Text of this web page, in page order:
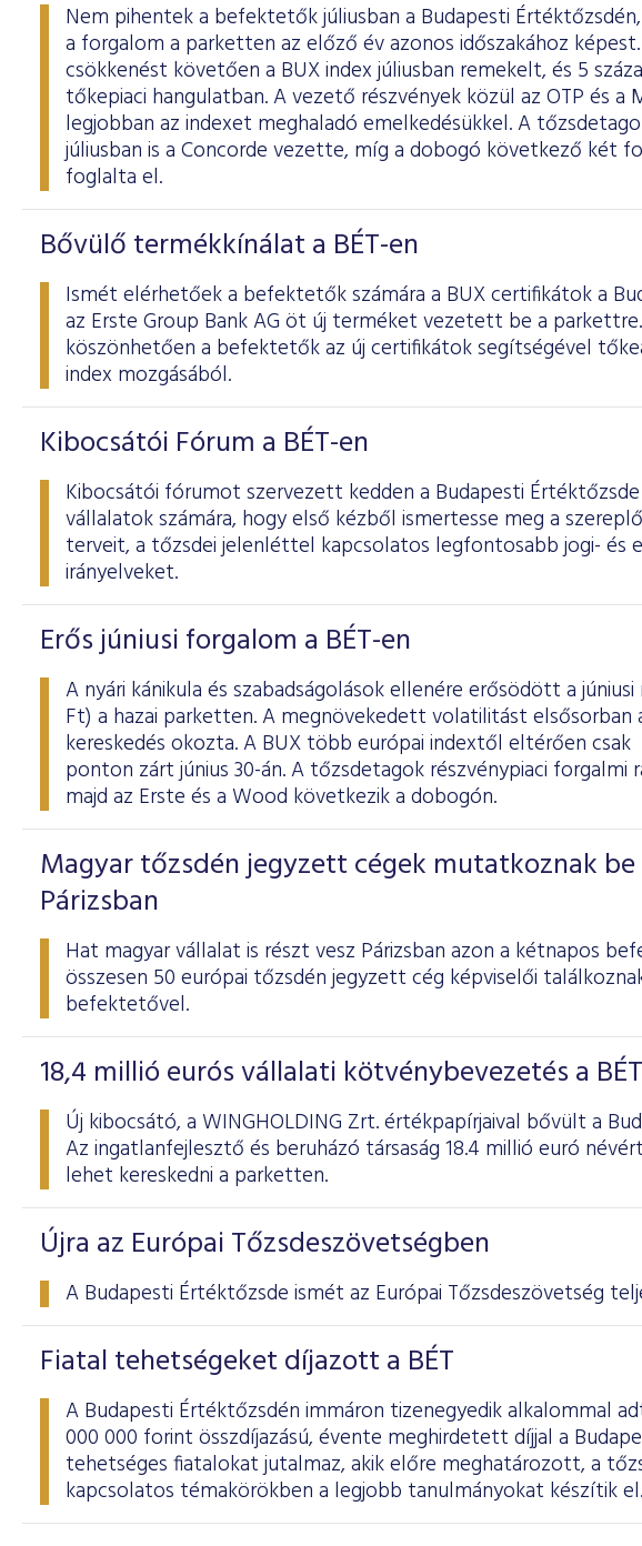
Nem pihentek a befektetők júliusban a Budapesti
a forgalom a parketten az előző év azonos időszakához
csökkenést követően a BUX index júliusban remekelt, és 5
tőkepiaci hangulatban. A vezető részvények közül az OTP és
legjobban az indexet meghaladó emelkedésükkel. A
júliusban is a Concorde vezette, míg a dobogó következő két
foglalta el.
Bővülő termékkínálat a BÉT-en
Ismét elérhetőek a befektetők számára a BUX certifikátok a
az Erste Group Bank AG öt új terméket vezetett be a
köszönhetően a befektetők az új certifikátok segítségével
index mozgásából.
Kibocsátói Fórum a BÉT-en
Kibocsátói fórumot szervezett kedden a Budapesti
vállalatok számára, hogy első kézből ismertesse meg a
terveit, a tőzsdei jelenléttel kapcsolatos legfontosabb jogi- és
irányelveket.
Erős júniusi forgalom a BÉT-en
A nyári kánikula és szabadságolások ellenére erősödött a
Ft) a hazai parketten. A megnövekedett volatilitást
kereskedés okozta. A BUX több európai indextől eltérően csak
ponton zárt június 30-án. A tőzsdetagok részvénypiaci forgalmi
majd az Erste és a Wood következik a dobogón.
Magyar tőzsdén jegyzett cégek mutatkoznak be
Párizsban
Hat magyar vállalat is részt vesz Párizsban azon a kétnapos
összesen 50 európai tőzsdén jegyzett cég képviselői
befektetővel.
18,4 millió eurós vállalati kötvénybevezetés a
Új kibocsátó, a WINGHOLDING Zrt. értékpapírjaival bővült a
Az ingatlanfejlesztő és beruházó társaság 18.4 millió euró
lehet kereskedni a parketten.
Újra az Európai Tőzsdeszövetségben
A Budapesti Értéktőzsde ismét az Európai Tőzsdeszövetség
Fiatal tehetségeket díjazott a BÉT
A Budapesti Értéktőzsdén immáron tizenegyedik alkalommal
000 000 forint összdíjazású, évente meghirdetett díjjal a
tehetséges fiatalokat jutalmaz, akik előre meghatározott, a
kapcsolatos témakörökben a legjobb tanulmányokat készítik el.